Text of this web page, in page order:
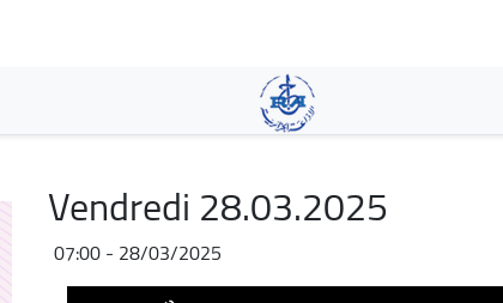
main
content
Vendredi 28.03.2025
28/03/2025 - 07:00